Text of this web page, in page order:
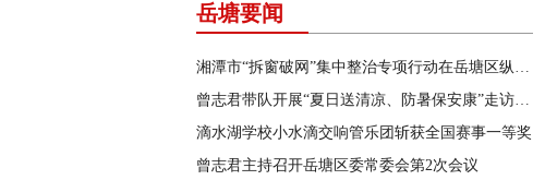
岳塘要闻
湘潭市“拆窗破网”集中整治专项行动在岳塘区纵深推进
曾志君带队开展“夏日送清凉、防暑保安康”走访慰问
滴水湖学校小水滴交响管乐团斩获全国赛事一等奖
曾志君主持召开岳塘区委常委会第2次会议